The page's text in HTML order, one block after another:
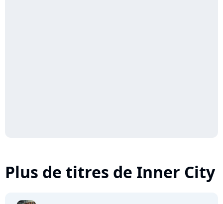
Plus de titres de Inner City